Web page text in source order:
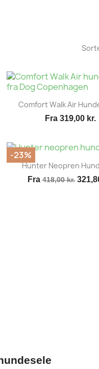
Vis her
Comfort Walk Air
Fra319,00 kr.
Vis her
Hunter Neopren
Fra418,00 kr.
-23%